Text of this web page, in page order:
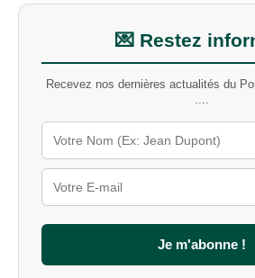
m
o
t
-
l
é
u
r
l
e
💌 Restez
Recevez nos dernières actualités du
....
Je m'abonne !